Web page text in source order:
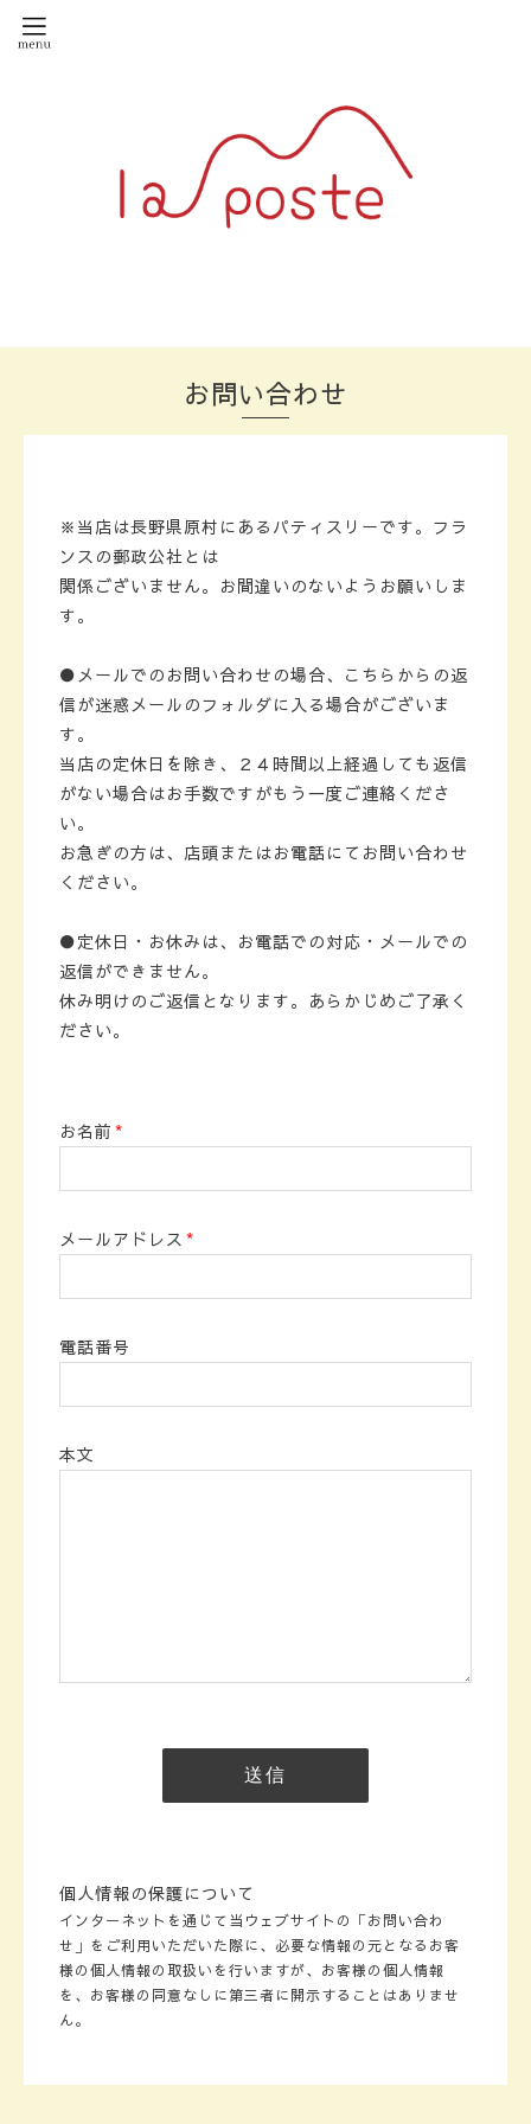
お問い合わせ
※当店は長野県原村にあるパティスリーです。フラ
ンスの郵政公社とは
関係ございません。お間違いのないようお願いしま
す。
●メールでのお問い合わせの場合、こちらからの返
信が迷惑メールのフォルダに入る場合がございま
す。
当店の定休日を除き、２４時間以上経過しても返信
がない場合はお手数ですがもう一度ご連絡くださ
い。
お急ぎの方は、店頭またはお電話にてお問い合わせ
ください。
●定休日・お休みは、お電話での対応・メールでの
返信ができません。
休み明けのご返信となります。あらかじめご了承く
ださい。
お名前 *
メールアドレス *
電話番号
本文
個人情報の保護について
インターネットを通じて当ウェブサイトの「お問い合わ
せ」をご利用いただいた際に、必要な情報の元となるお客
様の個人情報の取扱いを行いますが、お客様の個人情報
を、お客様の同意なしに第三者に開示することはありませ
ん。